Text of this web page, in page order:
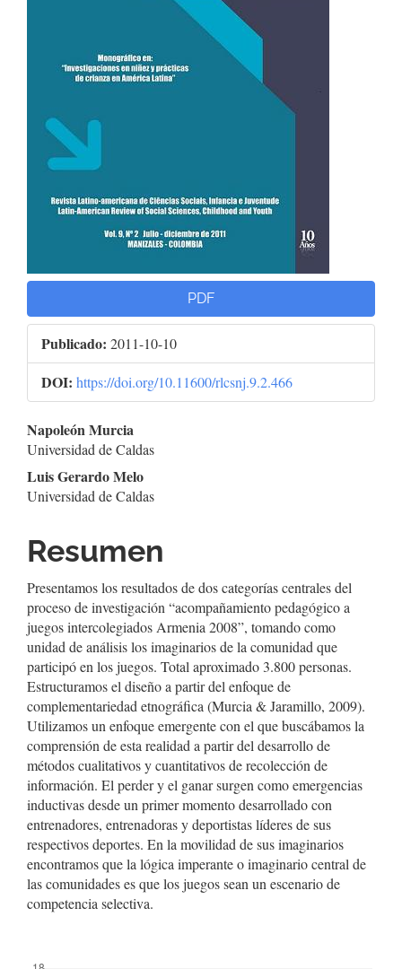
PDF
Publicado: 2011-10-10
DOI: https://doi.org/10.11600/rlcsnj.9.2.466
Contenido
principal
del
artículo
Napoleón Murcia
Universidad de Caldas
Luis Gerardo Melo
Universidad de Caldas
Resumen
Presentamos los resultados de dos categorías centrales del
proceso de investigación “acompañamiento pedagógico a
juegos intercolegiados Armenia 2008”, tomando como
unidad de análisis los imaginarios de la comunidad que
participó en los juegos. Total aproximado 3.800 personas.
Estructuramos el diseño a partir del enfoque de
complementariedad etnográfica (Murcia & Jaramillo, 2009).
Utilizamos un enfoque emergente con el que buscábamos la
comprensión de esta realidad a partir del desarrollo de
métodos cualitativos y cuantitativos de recolección de
información. El perder y el ganar surgen como emergencias
inductivas desde un primer momento desarrollado con
entrenadores, entrenadoras y deportistas líderes de sus
respectivos deportes. En la movilidad de sus imaginarios
encontramos que la lógica imperante o imaginario central de
las comunidades es que los juegos sean un escenario de
competencia selectiva.